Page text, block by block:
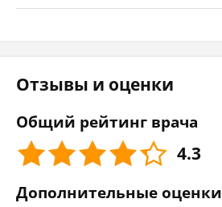
Отзывы и оценки
Общий рейтинг врача
4.3
Дополнительные оценки